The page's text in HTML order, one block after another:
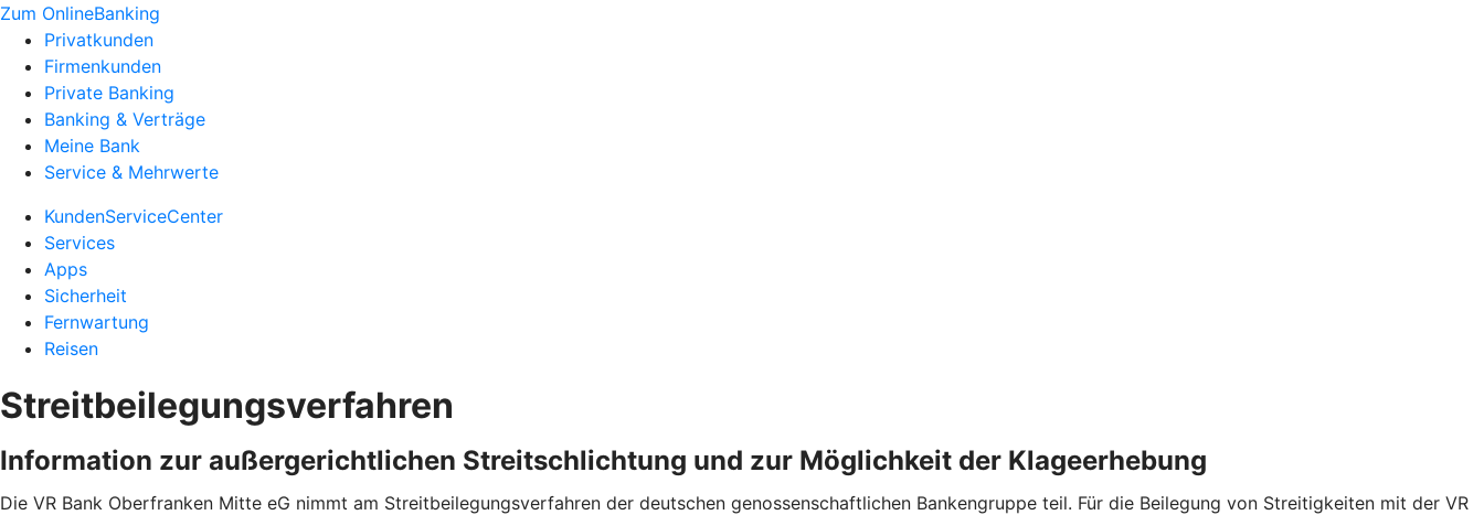
Zum OnlineBanking
Privatkunden
Firmenkunden
Private Banking
Banking & Verträge
Meine Bank
Service & Mehrwerte
KundenServiceCenter
Services
Apps
Sicherheit
Fernwartung
Reisen
Streitbeilegungsverfahren
Information zur außergerichtlichen Streitschlichtung und zur Möglichkeit der Klageerhebung
Die VR Bank Oberfranken Mitte eG nimmt am Streitbeilegungsverfahren der deutschen genossenschaftlichen Bankengruppe teil. Für die Beilegung von Streitigkeiten mit der VR